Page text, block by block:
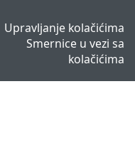
Upravljanje kolačićima
Smernice u vezi sa
kolačićima